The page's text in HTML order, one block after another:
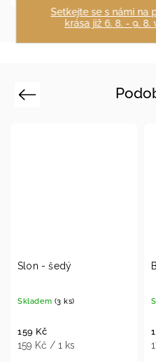
Setkejte se s námi na
krása již 6. 8. - 9.
Previous
Bota s dárky - červená
Skladem
179 Kč
179 Kč / 1 ks